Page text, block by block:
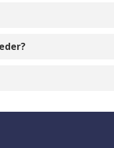
pirkums,
ir noliktavā mūsu
informēts
izvēlēties:
par
vai nederīga,